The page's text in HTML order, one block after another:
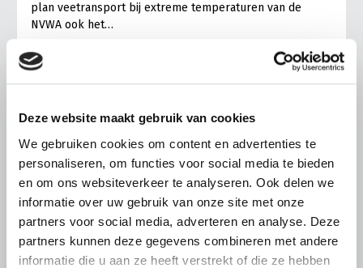
Deze website maakt gebruik van cookies
We gebruiken cookies om content en advertenties te
personaliseren, om functies voor social media te bieden
en om ons websiteverkeer te analyseren. Ook delen we
informatie over uw gebruik van onze site met onze
partners voor social media, adverteren en analyse. Deze
partners kunnen deze gegevens combineren met andere
informatie die u aan ze heeft verstrekt of die ze hebben
plan veetransport bij extreme temperaturen van de
NVWA ook het…
Lees meer